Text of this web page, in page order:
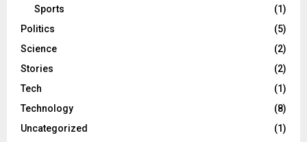
Sports
(1)
Politics
(5)
Science
(2)
Stories
(2)
Tech
(1)
Technology
(8)
Uncategorized
(1)